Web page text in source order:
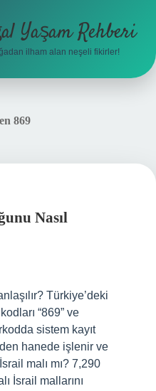
Yaşam Rehberi
ilham alan neşeli fikirler!
869
Nasıl
Türkiye’deki
“869” ve
sistem kayıt
hanede işlenir ve
malı mı? 7,290
İsrail mallarını